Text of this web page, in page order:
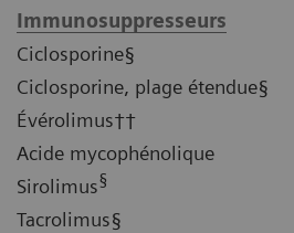
Immunosuppresseurs
Ciclosporine§
Ciclosporine, plage étendue§
Évérolimus††
Acide mycophénolique
Sirolimus§
Tacrolimus§